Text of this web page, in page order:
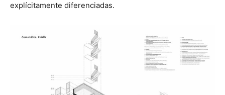
explícitamente diferenciadas.